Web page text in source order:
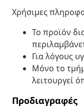
Χρήσιμες
Το προϊόν
Για λόγους
Μόνο το
λειτουργεί
Προδιαγραφές